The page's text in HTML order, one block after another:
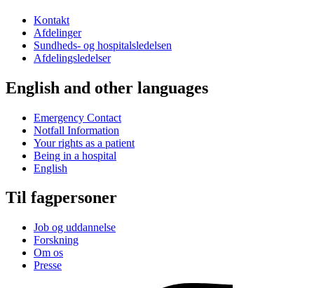
Kontakt
Afdelinger
Sundheds- og hospitalsledelsen
Afdelingsledelser
English and other languages
Emergency Contact
Notfall Information
Your rights as a patient
Being in a hospital
English
Til fagpersoner
Job og uddannelse
Forskning
Om os
Presse